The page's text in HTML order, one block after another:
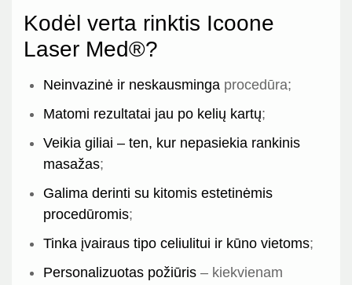
Kodėl verta rinktis Icoone
Laser Med®?
Neinvazinė ir neskausminga procedūra;
Matomi rezultatai jau po kelių kartų;
Veikia giliai – ten, kur nepasiekia rankinis
masažas;
Galima derinti su kitomis estetinėmis
procedūromis;
Tinka įvairaus tipo celiulitui ir kūno vietoms;
Personalizuotas požiūris – kiekvienam